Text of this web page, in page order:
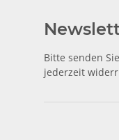
Bitte senden
jederzeit